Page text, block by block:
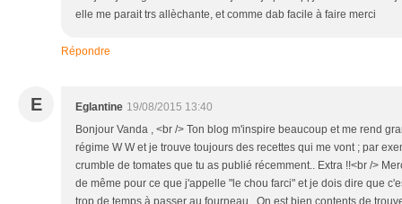
elle me parait trs allèchante, et comme dab facile à faire merci
Répondre
E Eglantine 19/08/2015 13:40
Bonjour Vanda , <br /> Ton blog m'inspire beaucoup et me rend
régime W W et je trouve toujours des recettes qui me vont ; par
crumble de tomates que tu as publié récemment.. Extra !!<br />
de même pour ce que j'appelle "le chou farci" et je dois dire que
trop de temps à passer au fourneau . On est bien contents de